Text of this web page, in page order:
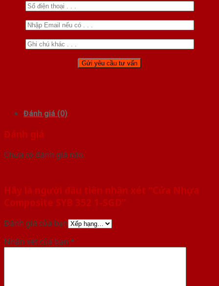
Đánh giá (0)
Đánh giá
Chưa có đánh giá nào.
Hãy là người đầu tiên nhận xét “Cửa Nhựa
Composite SYB 352 1-SGD”
Đánh giá của bạn
Nhận xét của bạn *